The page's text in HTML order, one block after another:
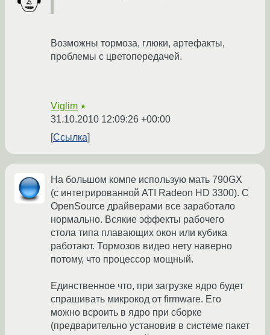
Возможны тормоза, глюки, артефакты,
проблемы с цветопередачей.
Viglim ★
31.10.2010 12:09:26 +00:00
Ссылка
На большом компе использую мать 790GX
(с интегрированной ATI Radeon HD 3300). С
OpenSource драйверами все заработало
нормально. Всякие эффекты рабочего
стола типа плавающих окон или кубика
работают. Тормозов видео нету наверно
потому, что процессор мощный.
Единственное что, при загрузке ядро будет
спрашивать микрокод от firmware. Его
можно всроить в ядро при сборке
(предварительно установив в системе пакет